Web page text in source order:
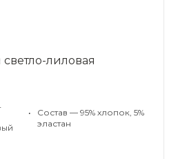
лиловая
•
Состав — 95% хлопок, 5%
эластан